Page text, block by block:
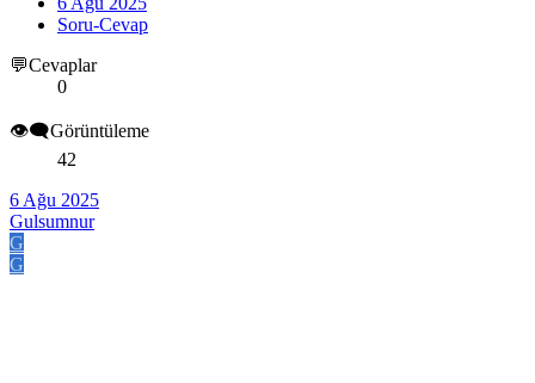
Soru-Cevap
💬Cevaplar
0
👁️‍🗨️Görüntüleme
42
6 Ağu 2025
Gulsumnur
G
G